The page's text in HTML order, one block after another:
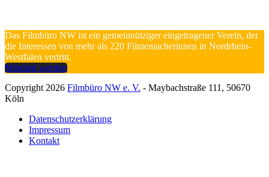
Das Filmbüro NW ist ein gemeinnütziger eingetragener Verein, der
die Interessen von mehr als 220 Filmemacherinnen in Nordrhein-
Westfalen vertritt.
Mitglied werden
Copyright 2026 Filmbüro NW e. V. - Maybachstraße 111, 50670
Köln
Datenschutzerklärung
Impressum
Kontakt